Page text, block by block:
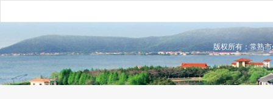
版权所有：常熟